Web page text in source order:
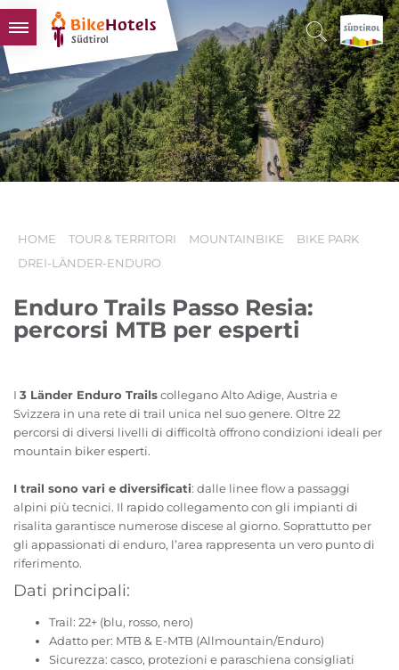
BIKEHOTELS
HOTELS & PACCHETTI
TOUR & TERRITORI
L'ALTO ADIGE & NOI
HOME TOUR & TERRITORI MOUNTAINBIKE
BIKE PARK
DREI-LÄNDER-ENDURO
Enduro Trails Passo Resia:
percorsi MTB per esperti
I 3 Länder Enduro Trailscollegano Alto Adige, Austria e
Svizzera in una rete di trail unica nel suo genere. Oltre 22
percorsi di diversi livelli di difficoltà offrono condizioni ideali per
mountain biker esperti.
I trail sono vari e diversificati: dalle linee flow a passaggi
alpini più tecnici. Il rapido collegamento con gli impianti di
risalita garantisce numerose discese al giorno. Soprattutto per
gli appassionati di enduro, l’area rappresenta un vero punto di
riferimento.
Dati principali:
Trail: 22+ (blu, rosso, nero)
Adatto per: MTB & E-MTB (Allmountain/Enduro)
Sicurezza: casco, protezioni e paraschiena consigliati